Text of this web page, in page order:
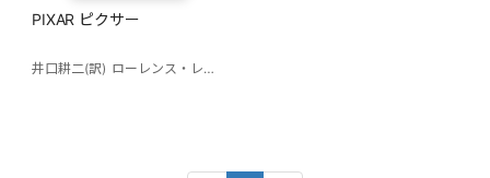
PIXAR ピクサー
井口耕二(訳) ローレンス・レビー